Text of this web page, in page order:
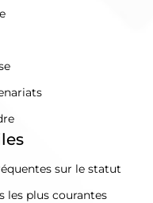
sur le statut
les plus courantes